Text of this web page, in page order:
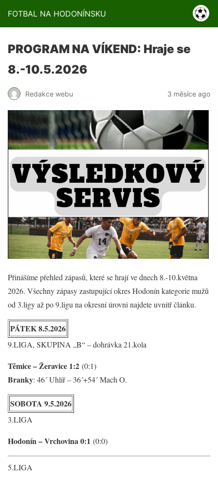
FOTBAL NA HODONÍNSKU
PROGRAM NA VÍKEND: Hraje se
8.-10.5.2026
Redakce webu 3 měsíce ago
Přinášíme přehled zápasů, které se hrají ve dnech 8.-10.května
2026. Všechny zápasy zastupující okres Hodonín kategorie mužů
od 3.ligy až po 9.ligu na okresní úrovni najdete uvnitř článku.
PÁTEK 8.5.2026
9.LIGA, SKUPINA „B“ – dohrávka 21.kola
Těmice – Žeravice 1:2 (0:1)
Branky: 46´ Uhlíř – 36´+54´ Mach O.
SOBOTA 9.5.2026
3.LIGA
Hodonín – Vrchovina 0:1 (0:0)
5.LIGA